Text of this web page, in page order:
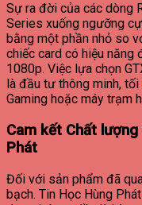
Sự ra đời của các dòng
Series xuống ngưỡng
bằng một phần nhỏ so
chiếc card có hiệu năng
1080p. Việc lựa chọn
là đầu tư thông minh,
Gaming hoặc máy trạm
Cam kết Chất
Phát
Đối với sản phẩm đã
bạch. Tin Học Hùng